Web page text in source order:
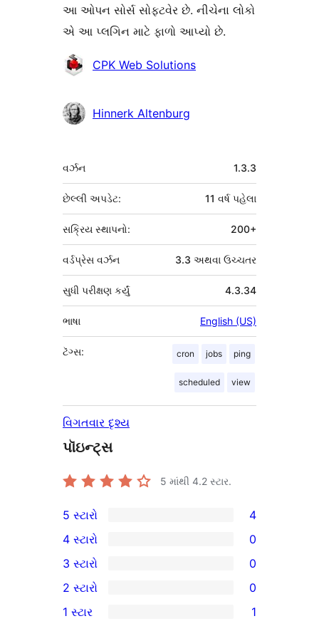
આ ઓપન સોર્સ સોફ્ટવેર છે. નીચેના લોકો
એ આ પ્લગિન માટે ફાળો આપ્યો છે.
ફાળો
CPK Web Solutions
Hinnerk Altenburg
મેટા
વર્ઝન 1.3.3
છેલ્લી અપડેટ: 11 વર્ષપહેલા
સક્રિય સ્થાપનો: 200+
વર્ડપ્રેસ વર્ઝન 3.3 અથવા ઉચ્ચતર
4.3.34
સુધી પરીક્ષણ કર્યું
ભાષા English (US)
ટૅગ્સ: cron jobs ping
scheduled view
વિગતવાર દૃશ્ય
પૉઇન્ટ્સ
5 માંથી 4.2 સ્ટાર.
4
5-
સ્ટાર
સમીક્ષાઓ
5 સ્ટારો 4
4-
સ્ટાર
સમીક્ષાઓ
4 સ્ટારો 0
0
3-
સ્ટાર
3 સ્ટારો 0
2-
2 સ્ટારો 0
1 સ્ટાર 1